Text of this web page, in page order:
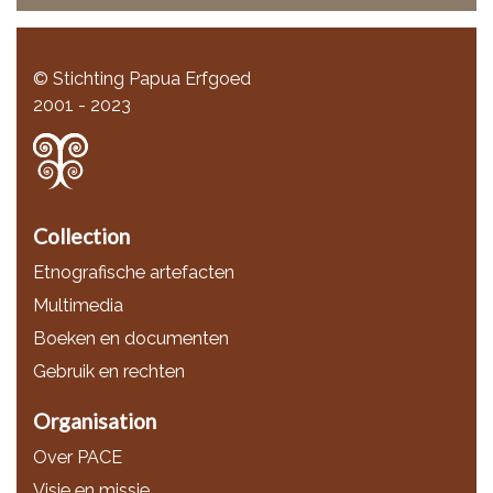
© Stichting Papua Erfgoed
2001 - 2023
Collection
Etnografische artefacten
Multimedia
Boeken en documenten
Gebruik en rechten
Organisation
Over PACE